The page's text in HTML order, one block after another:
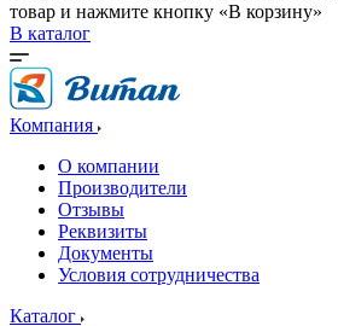
товар и нажмите кнопку «В корзину»
В каталог
Компания
О компании
Производители
Отзывы
Реквизиты
Документы
Условия сотрудничества
Каталог